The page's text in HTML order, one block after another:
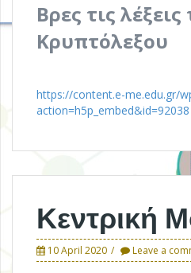
Βρες τις λέξεις
Κρυπτόλεξου
https://content.e-me.edu.gr/
action=h5p_embed&id=92038
Κεντρική
10 April 2020 Leave a